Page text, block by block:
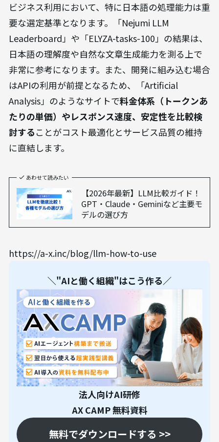
ビジネス利用において、特に日本語の処理能力は重
要な選定基準となります。「Nejumi LLM
Leaderboard」や「ELYZA-tasks-100」の結果は、
日本語の理解度や自然な文章生成能力を測る上で
非常に参考になります。また、開発に組み込む場合
はAPIの利用が前提となるため、「Artificial
Analysis」のようなサイトで料金体系（トークンあ
たりの単価）やレスポンス速度、安定性を比較検
討することがコスト最適化とサービス品質の維持
に直結します。
あわせて読みたい
【2026年最新】LLM比較ガイド！
GPT・Claude・Geminiなど主要モ
デルの選び方
https://a-x.inc/blog/llm-how-to-use
＼"AIと働く組織"はこう作る／
法人向けAI研修
AX CAMP 無料資料
無料でダウンロードする >>